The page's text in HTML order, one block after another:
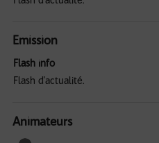
Emission
Flash info
Flash d'actualité.
Animateurs